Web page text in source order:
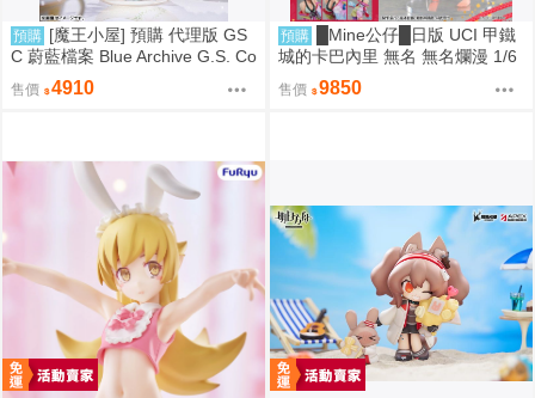
預購 [魔王小屋] 預購 代理版 GS
C 蔚藍檔案 Blue Archive G.S. Co
llection 渚 ～花香微笑～
售價 4910
預購
█Mine公仔█日版 UCI 甲鐵
城的卡巴內里 無名 無名爛漫 1/6
PVC D9246
售價 9850